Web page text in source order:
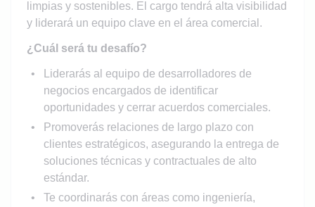
limpias y sostenibles. El cargo tendrá alta visibilidad
y liderará un equipo clave en el área comercial.
¿Cuál será tu desafío?
Liderarás al equipo de desarrolladores de
negocios encargados de identificar
oportunidades y cerrar acuerdos comerciales.
Promoverás relaciones de largo plazo con
clientes estratégicos, asegurando la entrega de
soluciones técnicas y contractuales de alto
estándar.
Te coordinarás con áreas como ingeniería,